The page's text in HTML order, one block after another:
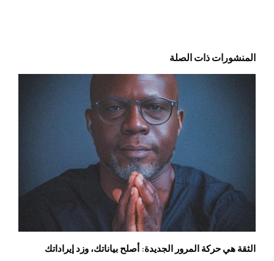
المنشورات ذات الصلة
الثقة هي حركة المرور الجديدة: أصلح بياناتك، وزد إيراداتك